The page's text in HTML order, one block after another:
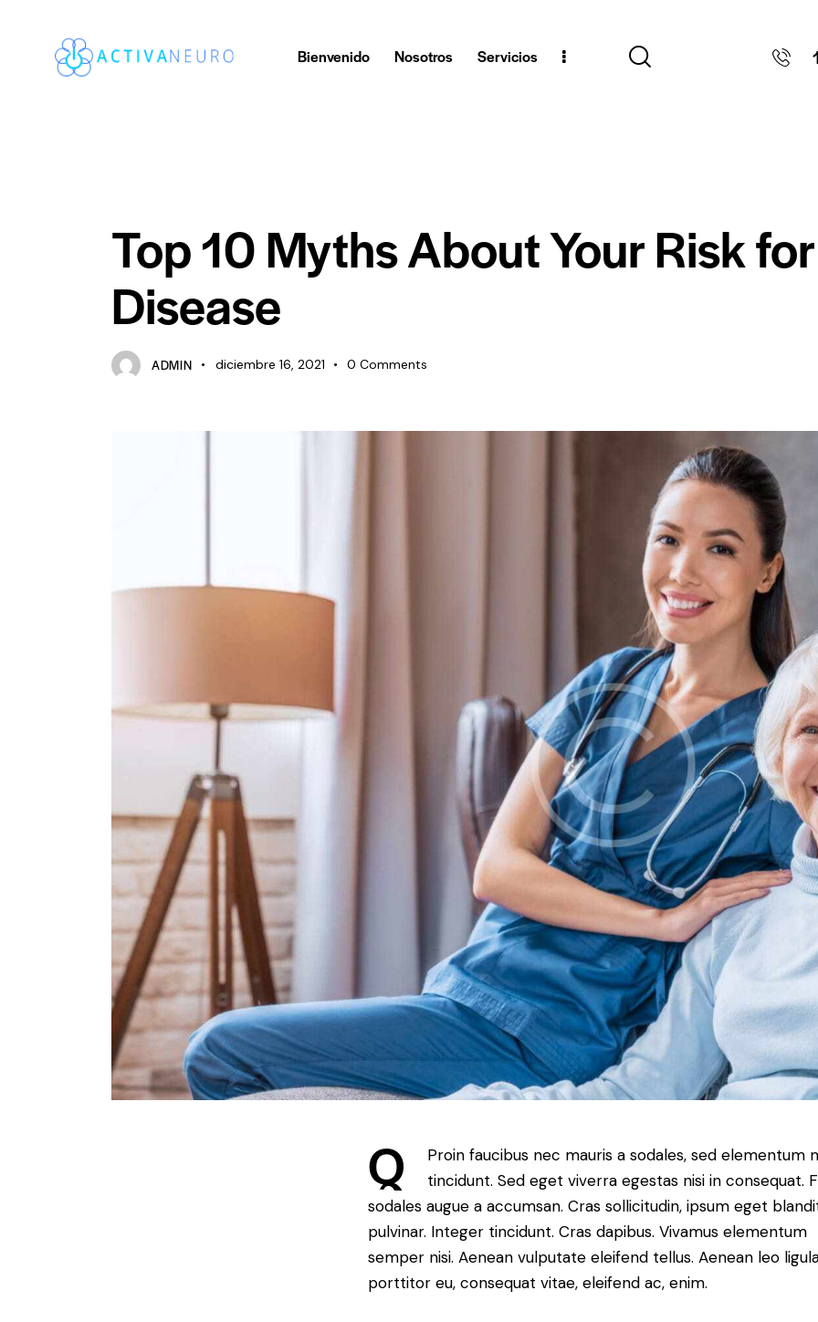
Bienvenido Nosotros Servicios
Top 10 Myths About Your Risk
Disease
ADMIN diciembre 16, 2021 0 Comments
Q
Proin faucibus nec mauris a sodales, sed elementum
tincidunt. Sed eget viverra egestas nisi in consequat.
sodales augue a accumsan. Cras sollicitudin, ipsum eget
pulvinar. Integer tincidunt. Cras dapibus. Vivamus elementum
semper nisi. Aenean vulputate eleifend tellus. Aenean leo
porttitor eu, consequat vitae, eleifend ac, enim.